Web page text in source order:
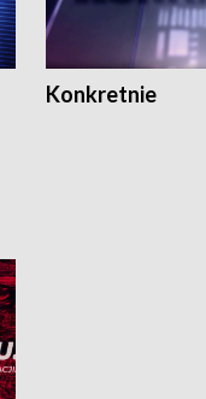
Konkretnie